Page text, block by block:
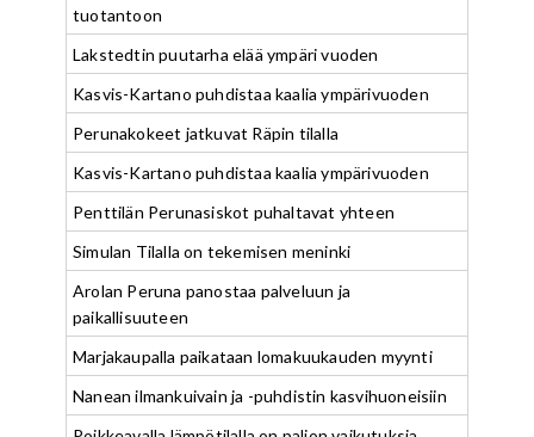
tuotantoon
Lakstedtin puutarha elää ympäri vuoden
Kasvis-Kartano puhdistaa kaalia ympärivuoden
Perunakokeet jatkuvat Räpin tilalla
Kasvis-Kartano puhdistaa kaalia ympärivuoden
Penttilän Perunasiskot puhaltavat yhteen
Simulan Tilalla on tekemisen meninki
Arolan Peruna panostaa palveluun ja
paikallisuuteen
Marjakaupalla paikataan lomakuukauden myynti
Nanean ilmankuivain ja -puhdistin kasvihuoneisiin